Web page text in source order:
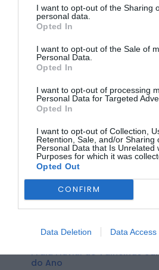
I want to opt-out of the Sharing
personal data.
Opted In
I want to opt-out of the Sale of
Personal Data.
Opted In
I want to opt-out of processing
Personal Data for Targeted
Opted In
I want to opt-out of Collection,
Retention, Sale, and/or Sharing
Personal Data that Is Unrelated
Purposes for which it was
Opted Out
CONFIRM
Data Deletion Data Access
refúgio segurasem cada aldeia;
designação de oficiais de
responsáveis por alertar e orientar
sensibilização dos habitantes
de autoproteçãoantes, durante e
reforço da articulação entre
O Comando Territorial de Castelo
Núcleo de Proteção Ambiental do
Territorial, está a colaborar
sensibilização, realizadas em
Foto – GNR – Comando Territorial
ÚLTIMA HORA:
BEIRA INTERIOR
Praia Fluvial de Valhelhas
do Ano